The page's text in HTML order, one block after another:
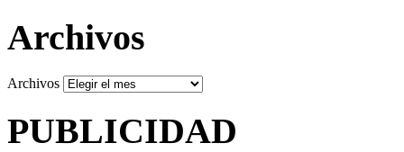
Archivos
Archivos
PUBLICIDAD